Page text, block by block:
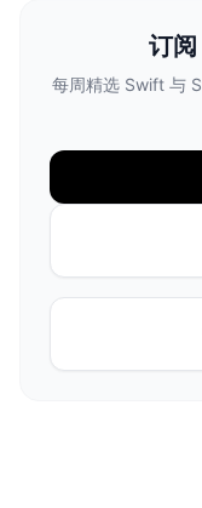
订
每周精选 Swift 与